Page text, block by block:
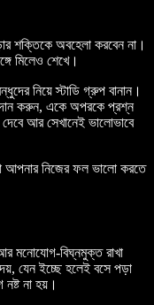
শক্তিকে অবহেলা করবেন না।
মিলেও শেখে।
নিয়ে স্টাডি গ্রুপ বানান।
করুন, একে অপরকে প্রশ্ন
আর সেখানেই ভালোভাবে
নিজের ফল ভালো করতে
মনোযোগ-বিঘ্নমুক্ত রাখা
যেন ইচ্ছে হলেই বসে পড়া
না হয়।